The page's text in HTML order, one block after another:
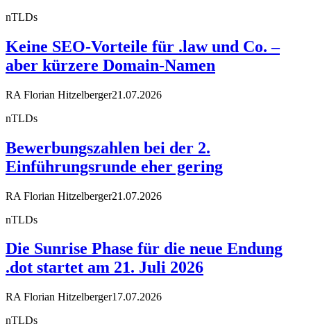
nTLDs
Keine SEO-Vorteile für .law und Co. –
aber kürzere Domain-Namen
RA Florian Hitzelberger21.07.2026
nTLDs
Bewerbungszahlen bei der 2.
Einführungsrunde eher gering
RA Florian Hitzelberger21.07.2026
nTLDs
Die Sunrise Phase für die neue Endung
.dot startet am 21. Juli 2026
RA Florian Hitzelberger17.07.2026
nTLDs